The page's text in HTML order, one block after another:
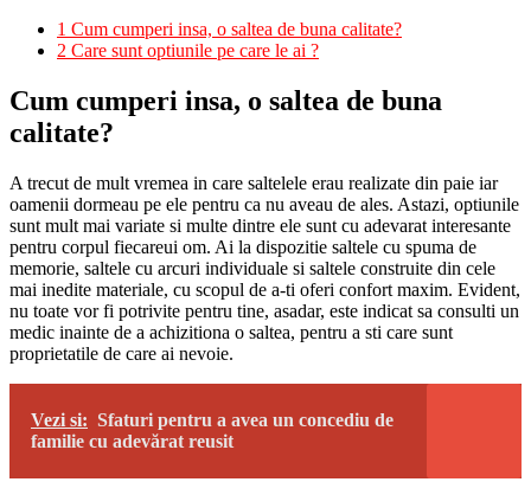
1 Cum cumperi insa, o saltea de buna calitate?
2 Care sunt optiunile pe care le ai ?
Cum cumperi insa, o saltea de buna
calitate?
A trecut de mult vremea in care saltelele erau realizate din paie iar
oamenii dormeau pe ele pentru ca nu aveau de ales. Astazi, optiunile
sunt mult mai variate si multe dintre ele sunt cu adevarat interesante
pentru corpul fiecareui om. Ai la dispozitie saltele cu spuma de
memorie, saltele cu arcuri individuale si saltele construite din cele
mai inedite materiale, cu scopul de a-ti oferi confort maxim. Evident,
nu toate vor fi potrivite pentru tine, asadar, este indicat sa consulti un
medic inainte de a achizitiona o saltea, pentru a sti care sunt
proprietatile de care ai nevoie.
Vezi si: Sfaturi pentru a avea un concediu de
familie cu adevărat reusit